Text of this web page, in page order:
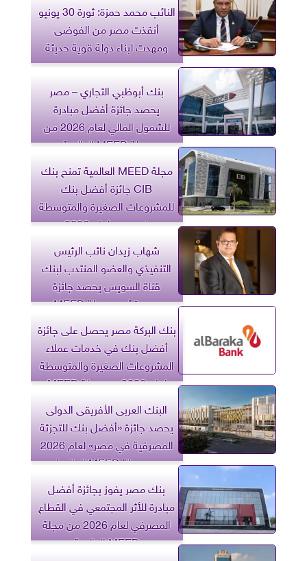
النائب محمد حمزة: ثورة 30 يونيو
أنقذت مصر من الفوضى
ومهدت لبناء دولة قوية حديثة
بنك أبوظبي التجاري – مصر
يحصد جائزة أفضل مبادرة
للشمول المالي لعام 2026 من
مجلة MEED العالمية
مجلة MEED العالمية تمنح بنك
CIB جائزة أفضل بنك
للمشروعات الصغيرة والمتوسطة
في مصر لعام 2026
شهاب زيدان نائب الرئيس
التنفيذي والعضو المنتدب لبنك
قناة السويس يحصد جائزة
مرموقة من مجلة MEED
بنك البركة مصر يحصل على جائزة
أفضل بنك في خدمات عملاء
المشروعات الصغيرة والمتوسطة
لعام 2026 من مجلة MEED
العالمية
البنك العربى الأفريقى الدولى
يحصد جائزة «أفضل بنك للتجزئة
المصرفية في مصر» لعام 2026
من مجلة MEED العالمية
بنك مصر يفوز بجائزة أفضل
مبادرة للأثر المجتمعي في القطاع
المصرفي لعام 2026 من مجلة
MEED العالمية